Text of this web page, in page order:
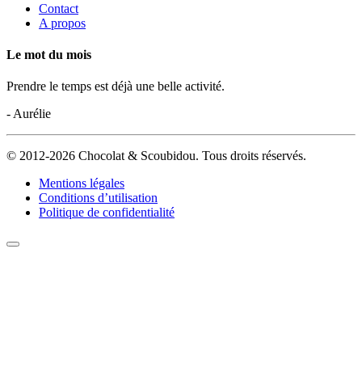
Contact
A propos
Le mot du mois
Prendre le temps est déjà une belle activité.
- Aurélie
© 2012-2026 Chocolat & Scoubidou. Tous droits réservés.
Mentions légales
Conditions d’utilisation
Politique de confidentialité